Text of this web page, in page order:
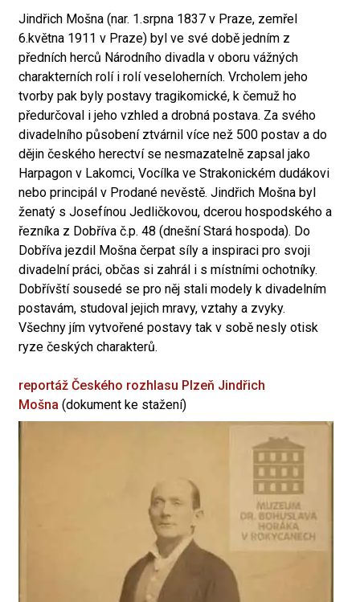
Jindřich Mošna (nar. 1.srpna 1837 v Praze, zemřel
6.května 1911 v Praze) byl ve své době jedním z
předních herců Národního divadla v oboru vážných
charakterních rolí i rolí veseloherních. Vrcholem jeho
tvorby pak byly postavy tragikomické, k čemuž ho
předurčoval i jeho vzhled a drobná postava. Za svého
divadelního působení ztvárnil více než 500 postav a do
dějin českého herectví se nesmazatelně zapsal jako
Harpagon v Lakomci, Vocílka ve Strakonickém dudákovi
nebo principál v Prodané nevěstě. Jindřich Mošna byl
ženatý s Josefínou Jedličkovou, dcerou hospodského a
řezníka z Dobříva č.p. 48 (dnešní Stará hospoda). Do
Dobříva jezdil Mošna čerpat síly a inspiraci pro svoji
divadelní práci, občas si zahrál i s místními ochotníky.
Dobřívští sousedé se pro něj stali modely k divadelním
postavám, studoval jejich mravy, vztahy a zvyky.
Všechny jím vytvořené postavy tak v sobě nesly otisk
ryze českých charakterů.
reportáž Českého rozhlasu Plzeň Jindřich
Mošna (dokument ke stažení)